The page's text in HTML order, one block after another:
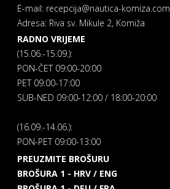
E-mail: recepcija@nautica-komiza.com
Adresa: Riva sv. Mikule 2, Komiža
RADNO VRIJEME
(15.06.-15.09.):
PON-ČET 09:00-20:00
PET 09:00-17:00
SUB-NED 09:00-12:00 / 18:00-20:00
(16.09.-14.06.):
PON-PET 09:00-13:00
PREUZMITE BROŠURU
BROŠURA 1 - HRV / ENG